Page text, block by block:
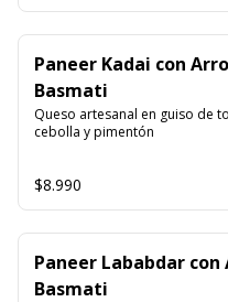
Paneer Kadai con
Basmati
Queso artesanal en guiso de
cebolla y pimentón
$8.990
Paneer Lababdar con
Basmati